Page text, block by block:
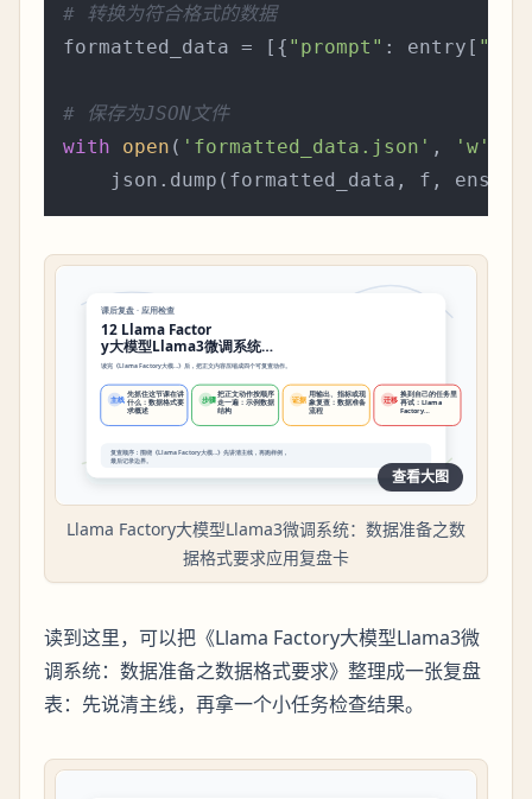
# 转换为符合格式的数据
formatted_data = [{ "prompt" : entry[
# 保存为JSON文件
with
open ( 'formatted_data.json' , 'w'
json.dump(formatted_data, f,
查看大图
Llama Factory大模型Llama3微调系统：数据准备之数
据格式要求应用复盘卡
读到这里，可以把《Llama Factory大模型Llama3微
调系统：数据准备之数据格式要求》整理成一张复盘
表：先说清主线，再拿一个小任务检查结果。